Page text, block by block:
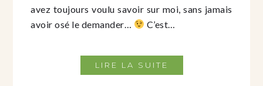
avez toujours voulu savoir sur moi, sans jamais
avoir osé le demander…
C’est…
LIRE LA SUITE